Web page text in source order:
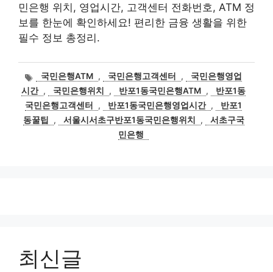
민은행 위치, 영업시간, 고객센터 전화번호, ATM 정
보를 한눈에 확인하세요! 편리한 금융 생활을 위한
필수 정보 총정리.
태
그
국민은행ATM , 국민은행고객센터 ,
국민은행영업
시간 , 국민은행위치 , 반포1동국민은행ATM ,
반포1동
국민은행고객센터
, 반포1동국민은행영업시간 ,
반포1
동꿀팁
, 서울시서초구반포1동국민은행위치 ,
서초구국
민은행
최신글